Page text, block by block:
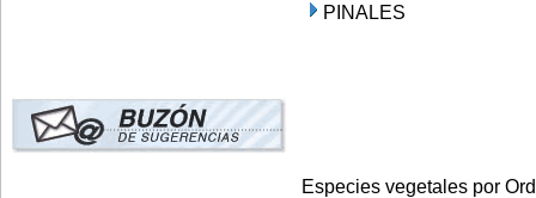
PINALES
Especies vegetales por